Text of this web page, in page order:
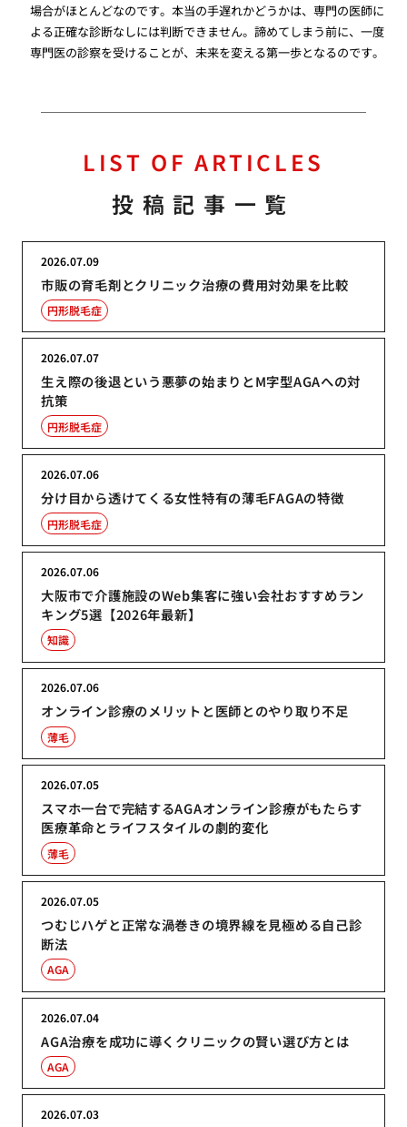
場合がほとんどなのです。本当の手遅れかどうかは、専門の医師に
よる正確な診断なしには判断できません。諦めてしまう前に、一度
専門医の診察を受けることが、未来を変える第一歩となるのです。
LIST OF ARTICLES
投稿記事一覧
市販の育毛剤とクリニック治療の費用対効果を比較
2026.07.09
円形脱毛症
生え際の後退という悪夢の始まりとM字型AGAへの対
抗策
2026.07.07
円形脱毛症
分け目から透けてくる女性特有の薄毛FAGAの特徴
2026.07.06
円形脱毛症
大阪市で介護施設のWeb集客に強い会社おすすめラン
キング5選【2026年最新】
2026.07.06
知識
オンライン診療のメリットと医師とのやり取り不足
2026.07.06
薄毛
スマホ一台で完結するAGAオンライン診療がもたらす
医療革命とライフスタイルの劇的変化
2026.07.05
薄毛
つむじハゲと正常な渦巻きの境界線を見極める自己診
断法
2026.07.05
AGA
AGA治療を成功に導くクリニックの賢い選び方とは
2026.07.04
AGA
2026.07.03